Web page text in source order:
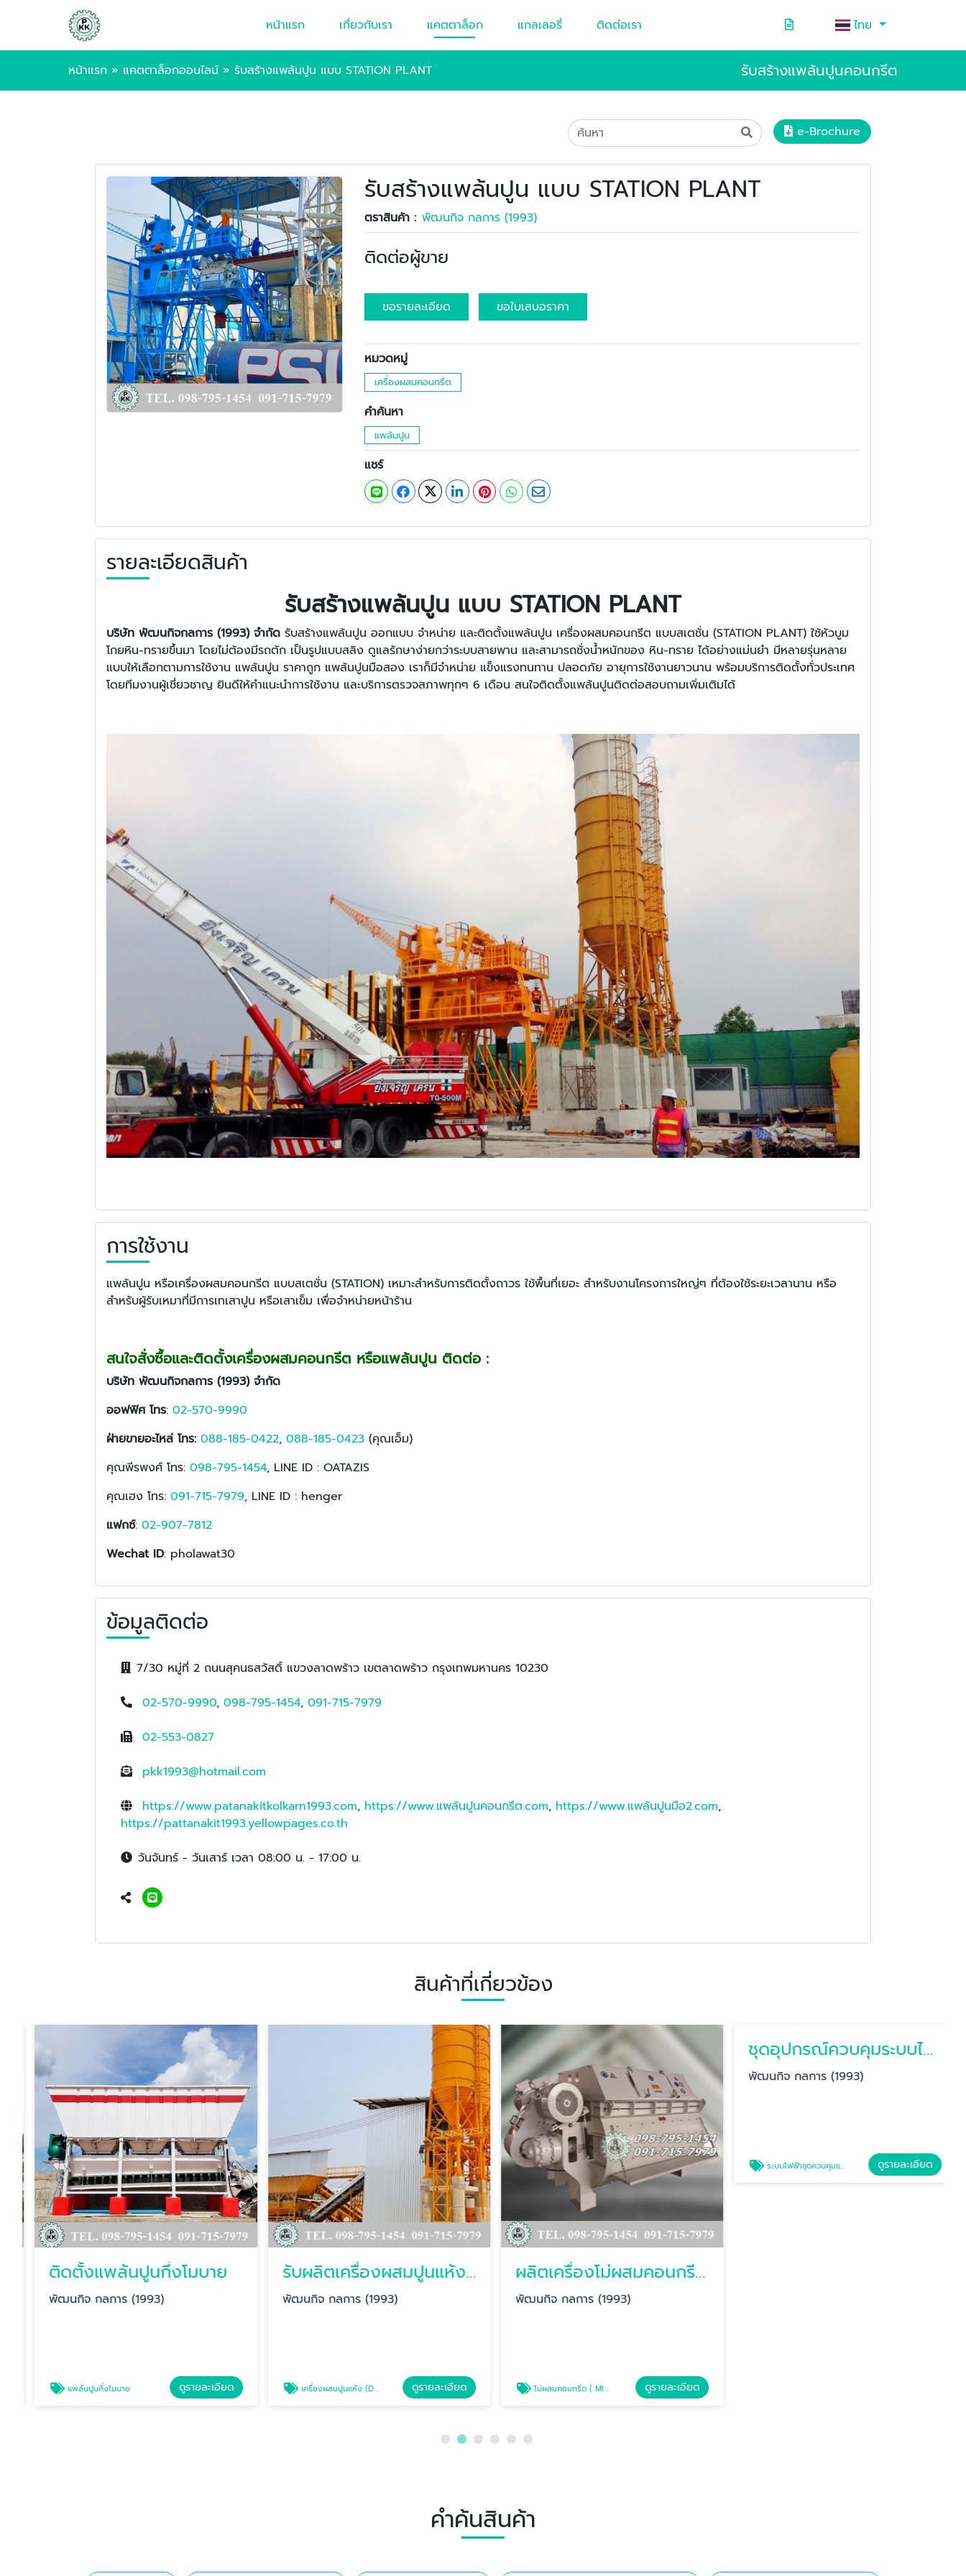
หน้าแรก เกี่ยวกับเรา แคตตาล็อก แกลเลอรี่ ติดต่อเรา ไทย
หน้าแรก » แคตตาล็อกออนไลน์ » รับสร้างแพล้นปูน แบบ STATION PLANT รับสร้างแพล้นปูนคอนกรีต
e-Brochure
รับสร้างแพล้นปูน แบบ STATION PLANT
ตราสินค้า : พัฒนกิจ กลการ (1993)
ติดต่อผู้ขาย
ขอรายละเอียด ขอใบเสนอราคา
หมวดหมู่
เครื่องผสมคอนกรีต
คำค้นหา
แพล้นปูน
แชร์
รายละเอียดสินค้า
รับสร้างแพล้นปูน แบบ STATION PLANT
บริษัท พัฒนกิจกลการ (1993) จำกัด รับสร้างแพล้นปูน ออกแบบ จำหน่าย และติดตั้งแพล้นปูน เครื่องผสมคอนกรีต แบบสเตชั่น (STATION PLANT) ใช้หัวบูม
โกยหิน-ทรายขึ้นมา โดยไม่ต้องมีรถตัก เป็นรูปแบบสลิง ดูแลรักษาง่ายกว่าระบบสายพาน และสามารถชั่งน้ำหนักของ หิน-ทราย ได้อย่างแม่นยำ มีหลายรุ่นหลาย
แบบให้เลือกตามการใช้งาน แพล้นปูน ราคาถูก แพล้นปูนมือสอง เราก็มีจำหน่าย แข็งแรงทนทาน ปลอดภัย อายุการใช้งานยาวนาน พร้อมบริการติดตั้งทั่วประเทศ
โดยทีมงานผู้เชี่ยวชาญ ยินดีให้คำแนะนำการใช้งาน และบริการตรวจสภาพทุกๆ 6 เดือน สนใจติดตั้งแพล้นปูนติดต่อสอบถามเพิ่มเติมได้
การใช้งาน
แพล้นปูน หรือเครื่องผสมคอนกรีต แบบสเตชั่น (STATION) เหมาะสำหรับการติดตั้งถาวร ใช้พื้นที่เยอะ สำหรับงานโครงการใหญ่ๆ ที่ต้องใช้ระยะเวลานาน หรือ
สำหรับผู้รับเหมาที่มีการเทเสาปูน หรือเสาเข็ม เพื่อจำหน่ายหน้าร้าน
สนใจสั่งซื้อและติดตั้งเครื่องผสมคอนกรีต หรือแพล้นปูน ติดต่อ :
บริษัท พัฒนกิจกลการ (1993) จำกัด
ออฟฟิศ โทร: 02-570-9990
ฝ่ายขายอะไหล่ โทร: 088-185-0422, 088-185-0423 (คุณเอ็ม)
คุณพีรพงศ์ โทร: 098-795-1454, LINE ID : OATAZIS
คุณเฮง โทร: 091-715-7979, LINE ID : henger
แฟกซ์: 02-907-7812
Wechat ID: pholawat30
ข้อมูลติดต่อ
7/30 หมู่ที่ 2 ถนนสุคนธสวัสดิ์ แขวงลาดพร้าว เขตลาดพร้าว กรุงเทพมหานคร 10230
02-570-9990, 098-795-1454, 091-715-7979
02-553-0827
pkk1993@hotmail.com
https://www.patanakitkolkarn1993.com, https://www.แพล้นปูนคอนกรีต.com, https://www.แพล้นปูนมือ2.com,
https://pattanakit1993.yellowpages.co.th
วันจันทร์ - วันเสาร์ เวลา 08:00 น. - 17:00 น.
สินค้าที่เกี่ยวข้อง
ติดตั้งแพล้นปูนกึ่งโมบาย
พัฒนกิจ กลการ (1993)
แพล้นปูนกึ่งโมบาย ดูรายละเอียด
รับผลิตเครื่องผสมปูนแห้ง (Dry Mixer)
พัฒนกิจ กลการ (1993)
เครื่องผสมปูนแห้ง (Dry Mixer) ดูรายละเอียด
ผลิตเครื่องโม่ผสมคอนกรีต (MIXER)
พัฒนกิจ กลการ (1993)
โม่ผสมคอนกรีต ( MIXER) ดูรายละเอียด
คำค้นสินค้า